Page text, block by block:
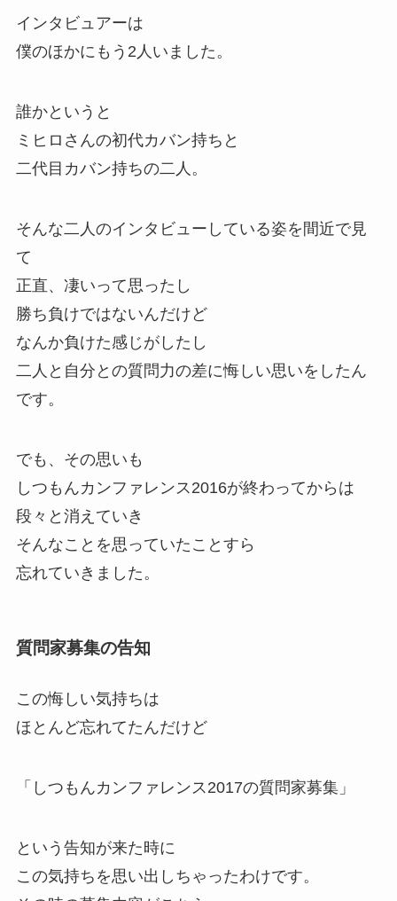
インタビュアーは
僕のほかにもう2人いました。
誰かというと
ミヒロさんの初代カバン持ちと
二代目カバン持ちの二人。
そんな二人のインタビューしている姿を間近で見
て
正直、凄いって思ったし
勝ち負けではないんだけど
なんか負けた感じがしたし
二人と自分との質問力の差に悔しい思いをしたん
です。
でも、その思いも
しつもんカンファレンス2016が終わってからは
段々と消えていき
そんなことを思っていたことすら
忘れていきました。
質問家募集の告知
この悔しい気持ちは
ほとんど忘れてたんだけど
「しつもんカンファレンス2017の質問家募集」
という告知が来た時に
この気持ちを思い出しちゃったわけです。